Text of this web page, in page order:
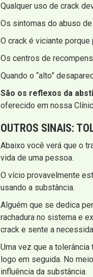
Qualquer uso de crack
Os sintomas do abuso
O crack é viciante
Os centros de
Quando o “alto”
São os reflexos da
oferecido em nossa
OUTROS SINAIS:
Abaixo você verá que o
vida de uma pessoa.
O vício provavelmente
usando a substância.
Alguém que se dedica
rachadura no sistema e
crack e sente a
Uma vez que a
logo em seguida. No
influência da substância.